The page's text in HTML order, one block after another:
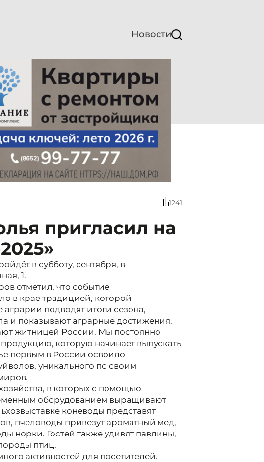
Новости
1241
пригласил на
в субботу, сентября, в
1.
отметил, что событие
в крае традицией, которой
аграрии подводят итоги сезона,
и показывают аграрные достижения.
житницей России. Мы постоянно
которую начинает выпускать
первым в России освоило
уникального по своим
в которых с помощью
оборудованием выращивают
коневоды представят
пчеловоды привезут ароматный мед,
норки. Гостей также удивят павлины,
птиц.
активностей для посетителей.